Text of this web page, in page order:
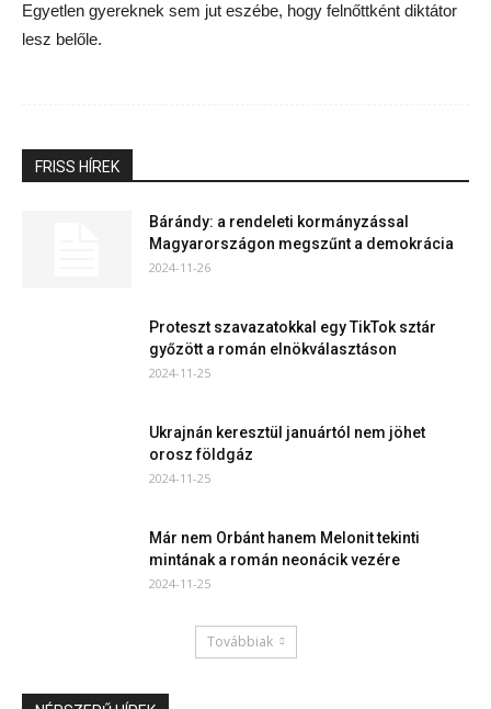
Egyetlen gyereknek sem jut eszébe, hogy felnőttként diktátor
lesz belőle.
FRISS HÍREK
Bárándy: a rendeleti kormányzással
Magyarországon megszűnt a demokrácia
2024-11-26
Proteszt szavazatokkal egy TikTok sztár
győzött a román elnökválasztáson
2024-11-25
Ukrajnán keresztül januártól nem jöhet
orosz földgáz
2024-11-25
Már nem Orbánt hanem Melonit tekinti
mintának a román neonácik vezére
2024-11-25
Továbbiak